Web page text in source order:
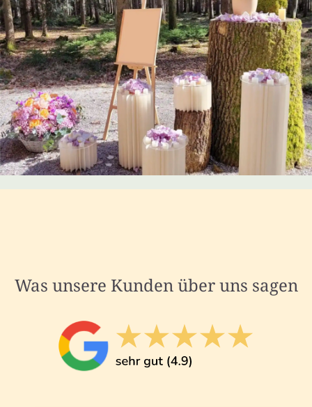
Was unsere Kunden über uns sagen